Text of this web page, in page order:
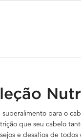
para o
que seu cabelo
e desafios de todos